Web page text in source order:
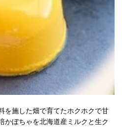
を施した畑で育てたホクホクで甘
かぼちゃを北海道産ミルクと生ク